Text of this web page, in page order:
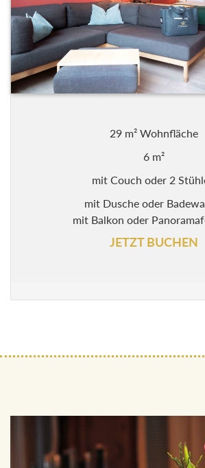
29 m² Wohnfläche
6 m²
mit Couch oder 2
mit Dusche oder
mit Balkon oder
JETZT BUCHEN